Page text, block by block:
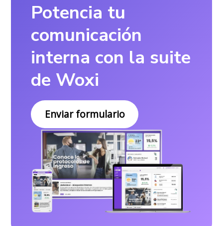
Potencia tu
comunicación
interna con la suite
de Woxi
Enviar formulario